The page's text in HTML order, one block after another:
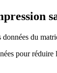
du
pour